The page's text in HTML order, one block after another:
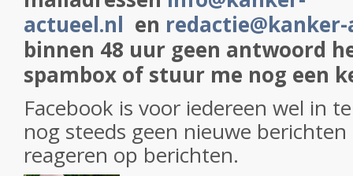
actueel.nl en
binnen 48 uur geen antwoord
spambox of stuur me nog een
Facebook is voor iedereen wel in
nog steeds geen nieuwe
reageren op berichten.